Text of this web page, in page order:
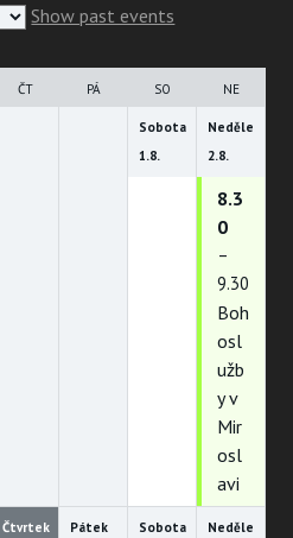
Show past events
ČT PÁ SO NE
Sobota
1.8.
Neděle
2.8.
8.3
0
–
9.30
Boh
osl
užb
y v
Mir
osl
avi
Čtvrtek Pátek Sobota Neděle